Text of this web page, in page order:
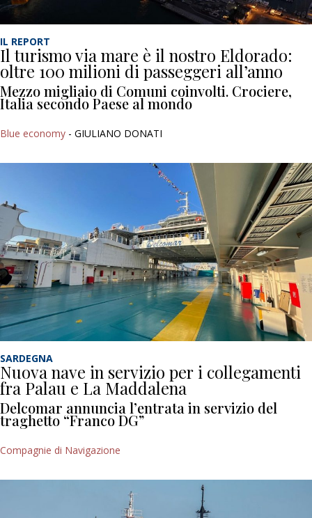
IL REPORT
Il turismo via mare è il nostro Eldorado:
oltre 100 milioni di passeggeri all’anno
Mezzo migliaio di Comuni coinvolti. Crociere,
Italia secondo Paese al mondo
Blue economy - GIULIANO DONATI
SARDEGNA
Nuova nave in servizio per i collegamenti
fra Palau e La Maddalena
Delcomar annuncia l’entrata in servizio del
traghetto “Franco DG”
Compagnie di Navigazione